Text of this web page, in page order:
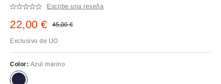
Escribe una reseña
Precio rebajado:
22,00 € Precio original:
45,00 €
Exclusivo de UO
Color: Azul marino